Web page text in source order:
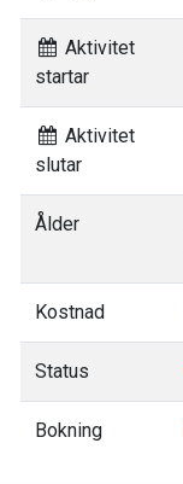
Aktivitet
startar
Aktivitet
slutar
Ålder
Kostnad
Status
Bokning